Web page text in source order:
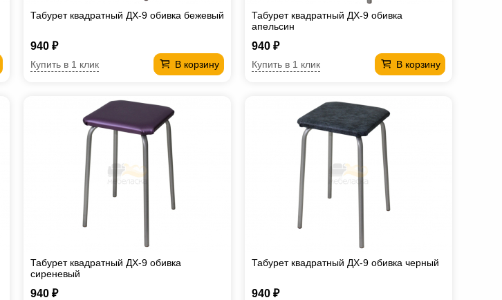
Табурет квадратный ДХ-9 обивка бежевый
940 ₽
В корзину
Купить в 1 клик
Табурет квадратный ДХ-9 обивка
апельсин
940 ₽
В корзину
Купить в 1 клик
Табурет квадратный ДХ-9 обивка
сиреневый
940 ₽
Табурет квадратный ДХ-9 обивка черный
940 ₽